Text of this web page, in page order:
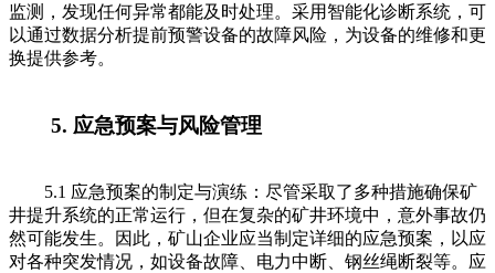
监测，发现任何异常都能及时处理。采用智能化诊断系统，可
以通过数据分析提前预警设备的故障风险，为设备的维修和更
换提供参考。
5. 应急预案与风险管理
5.1 应急预案的制定与演练：尽管采取了多种措施确保矿
井提升系统的正常运行，但在复杂的矿井环境中，意外事故仍
然可能发生。因此，矿山企业应当制定详细的应急预案，以应
对各种突发情况，如设备故障、电力中断、钢丝绳断裂等。应